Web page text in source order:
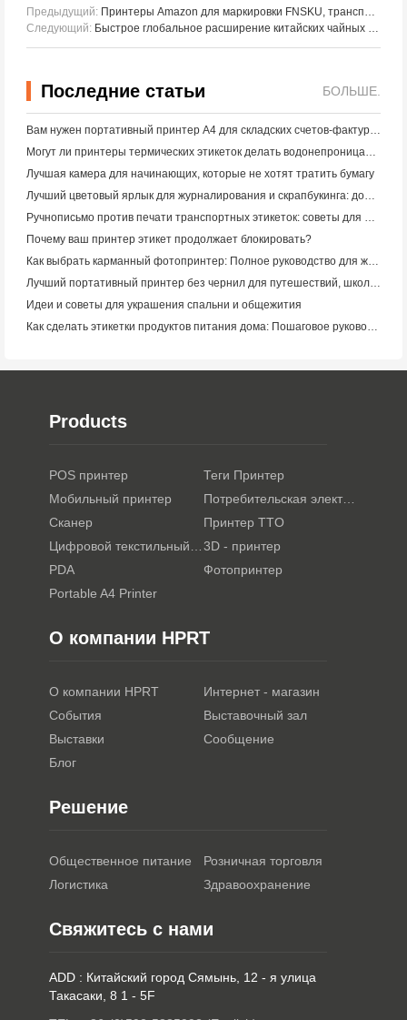
Предыдущий: Принтеры Amazon для маркировки FNSKU, транспортных этикеток и упаковочных коробок
Следующий: Быстрое глобальное расширение китайских чайных брендов и роль POS - систем
Последние статьи БОЛЬШЕ.
Вам нужен портативный принтер A4 для складских счетов-фактур? Что действительно работает
Могут ли принтеры термических этикеток делать водонепроницаемые этикетки для продуктов малого бизнеса?
Лучшая камера для начинающих, которые не хотят тратить бумагу
Лучший цветовый ярлык для журналирования и скрапбукинга: добавьте больше цвета на каждую страницу
Ручнописьмо против печати транспортных этикеток: советы для малого бизнеса в 2026 году
Почему ваш принтер этикет продолжает блокировать?
Как выбрать карманный фотопринтер: Полное руководство для журналистов, путешественников и пользователей iPhone
Лучший портативный принтер без чернил для путешествий, школы и мобильной работы: Hanin MT620 Pro Review
Идеи и советы для украшения спальни и общежития
Как сделать этикетки продуктов питания дома: Пошаговое руководство для малого пищевого бизнеса
Products
POS принтер
Теги Принтер
Мобильный принтер
Сканер
Принтер TTO
3D - принтер
PDA
Фотопринтер
Portable A4 Printer
О компании HPRT
О компании HPRT
Интернет - магазин
События
Выставочный зал
Выставки
Сообщение
Блог
Решение
Общественное питание
Розничная торговля
Логистика
Здравоохранение
Свяжитесь с нами
ADD : Китайский город Сямынь, 12 - я улица
Такасаки, 8 1 - 5F